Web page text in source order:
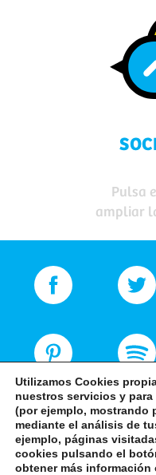
Pulsa
ampliar
Utilizamos Cookies
nuestros servicios y
(por ejemplo, mostrando
mediante el análisis de
ejemplo, páginas
cookies pulsando el
obtener más información